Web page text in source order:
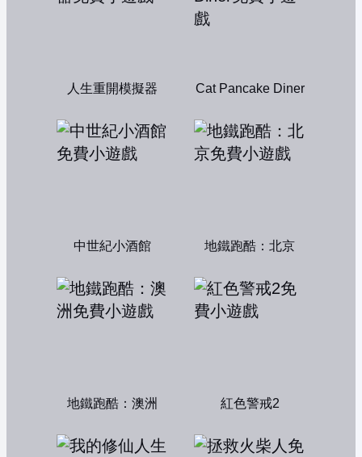
人生重開模擬器 Cat Pancake Diner
中世紀小酒館 地鐵跑酷：北京
地鐵跑酷：澳洲 紅色警戒2